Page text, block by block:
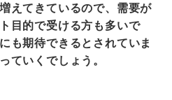
えてきているので、需要が
目的で受ける方も多いで
も期待できるとされていま
ていくでしょう。